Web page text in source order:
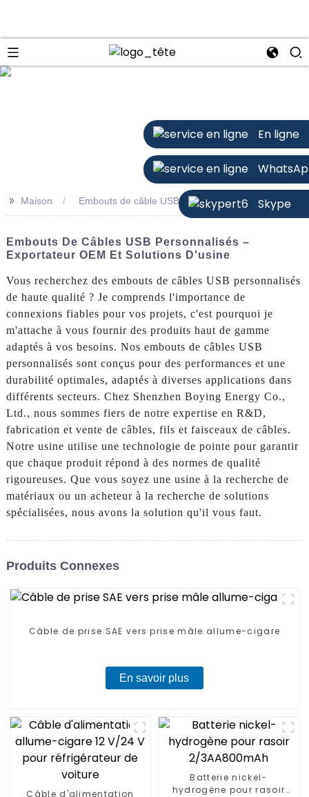
En ligne
Skype
>> Maison Embouts de câble USB personnalisés
Embouts De Câbles USB Personnalisés –
Exportateur OEM Et Solutions D'usine
Vous recherchez des embouts de câbles USB personnalisés
de haute qualité ? Je comprends l'importance de
connexions fiables pour vos projets, c'est pourquoi je
m'attache à vous fournir des produits haut de gamme
adaptés à vos besoins. Nos embouts de câbles USB
personnalisés sont conçus pour des performances et une
durabilité optimales, adaptés à diverses applications dans
différents secteurs. Chez Shenzhen Boying Energy Co.,
Ltd., nous sommes fiers de notre expertise en R&D,
fabrication et vente de câbles, fils et faisceaux de câbles.
Notre usine utilise une technologie de pointe pour garantir
que chaque produit répond à des normes de qualité
rigoureuses. Que vous soyez une usine à la recherche de
matériaux ou un acheteur à la recherche de solutions
spécialisées, nous avons la solution qu'il vous faut.
Produits Connexes
Câble de prise SAE vers prise mâle allume-cigare
En savoir plus
Câble d'alimentation
Batterie nickel-
hydrogène pour rasoir